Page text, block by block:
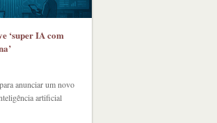
‘super IA com
anunciar um novo
artificial